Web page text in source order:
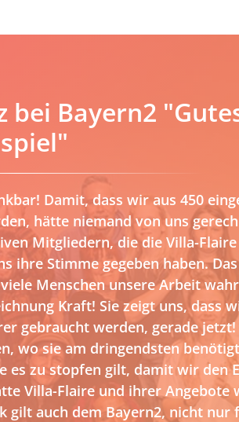
bei Bayern2
Damit, dass wir aus 450
hätte niemand von uns
Mitgliedern, die die Villa-Flaire
ihre Stimme gegeben haben.
Menschen unsere Arbeit
Kraft! Sie zeigt uns, dass
gebraucht werden, gerade jetzt!
wo sie am dringendsten
es zu stopfen gilt, damit wir den
Villa-Flaire und ihrer Angebote
gilt auch dem Bayern2, nicht nur